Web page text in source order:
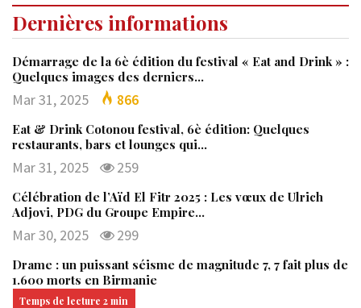
Dernières informations
Démarrage de la 6è édition du festival « Eat and Drink » :
Quelques images des derniers…
Mar 31, 2025 866
Eat & Drink Cotonou festival, 6è édition: Quelques
restaurants, bars et lounges qui…
Mar 31, 2025 259
Célébration de l’Aïd El Fitr 2025 : Les vœux de Ulrich
Adjovi, PDG du Groupe Empire…
Mar 30, 2025 299
Drame : un puissant séisme de magnitude 7, 7 fait plus de
1.600 morts en Birmanie